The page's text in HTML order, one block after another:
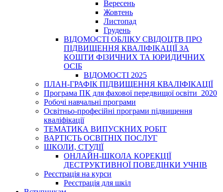
Вересень
Жовтень
Листопад
Грудень
ВІДОМОСТІ ОБЛІКУ СВІДОЦТВ ПРО
ПІДВИЩЕННЯ КВАЛІФІКАЦІЇ ЗА
КОШТИ ФІЗИЧНИХ ТА ЮРИДИЧНИХ
ОСІБ
ВІДОМОСТІ 2025
ПЛАН-ГРАФІК ПІДВИЩЕННЯ КВАЛІФІКАЦІЇ
Програма ПК для фахової передвищої освіти_2020
Робочі навчальні програми
Освітньо-професійні програми підвищення
кваліфікації
ТЕМАТИКА ВИПУСКНИХ РОБІТ
ВАРТІСТЬ ОСВІТНІХ ПОСЛУГ
ШКОЛИ, СТУДІЇ
ОНЛАЙН-ШКОЛА КОРЕКЦІЇ
ДЕСТРУКТИВНОЇ ПОВЕДІНКИ УЧНІВ
Реєстрація на курси
Реєстрація для шкіл